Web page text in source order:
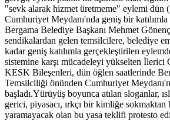
"sevk alarak hizmet üretmeme" eylemi dün
Cumhuriyet Meydanı'nda geniş bir
Bergama Belediye Başkanı Mehmet
sendikalardan gelen temsilcilere, belediye
kadar geniş katılımla gerçekleştirilen
sistemine karşı mücadeleyi yükselten İlerici
KESK Bileşenleri, dün öğlen saatlerinde
Temsilciliği önünden Cumhuriyet
başladı.Yürüyüş boyunca atılan sloganlar,
gerici, piyasacı, ırkçı bir kimliğe sokmaktan
yaramayacak olan bu yasa teklifi protesto